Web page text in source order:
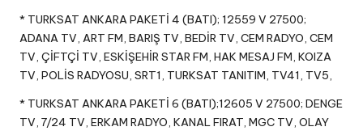
* TURKSAT ANKARA PAKETİ 4 (BATI); 12559 V 27500;
ADANA TV, ART FM, BARIŞ TV, BEDİR TV, CEM RADYO, CEM
TV, ÇİFTÇİ TV, ESKİŞEHİR STAR FM, HAK MESAJ FM, KOIZA
TV, POLİS RADYOSU, SRT1, TURKSAT TANITIM, TV41, TV5,
* TURKSAT ANKARA PAKETİ 6 (BATI);12605 V 27500; DENGE
TV, 7/24 TV, ERKAM RADYO, KANAL FIRAT, MGC TV, OLAY